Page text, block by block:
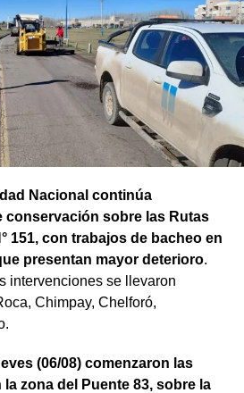
Nacional continúa
conservación sobre las Rutas
151, con trabajos de bacheo en
presentan mayor deterioro.
intervenciones se llevaron
Chimpay, Chelforó,
(06/08) comenzaron las
zona del Puente 83, sobre la